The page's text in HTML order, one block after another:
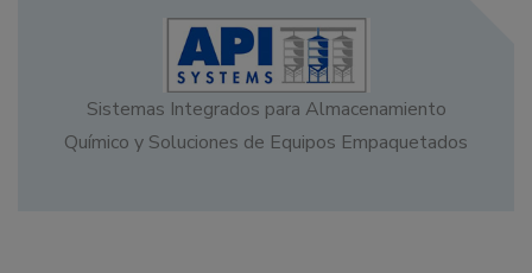
Sistemas Integrados para Almacenamiento
Químico y Soluciones de Equipos Empaquetados